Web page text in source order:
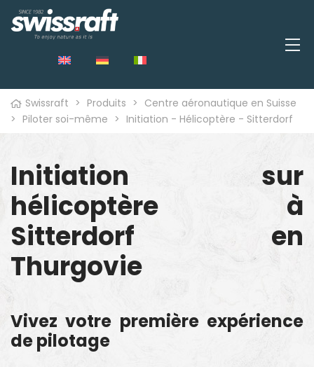
Swissraft > Produits > Centre aéronautique en Suisse
> Piloter soi-même > Initiation - Hélicoptère - Sitterdorf
Initiation sur
hélicoptère à
Sitterdorf en
Thurgovie
Vivez votre première expérience
de pilotage